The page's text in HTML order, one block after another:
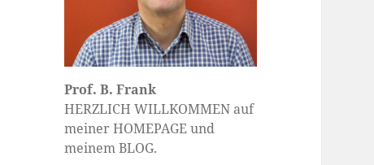
Prof. B. Frank
HERZLICH WILLKOMMEN auf
meiner HOMEPAGE und
meinem BLOG.